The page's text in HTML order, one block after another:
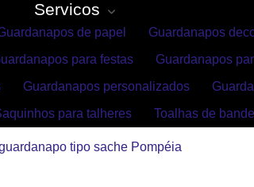
Servicos
de papel
Guardanapos
para festas
Guardanapos
Guardanapos personalizados
para talheres Toalhas de
tipo sache Pompéia